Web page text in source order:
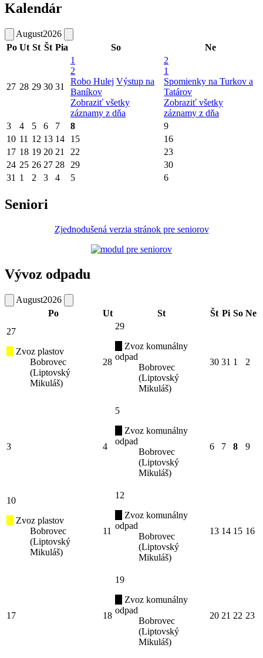
Kalendár
August2026
Po Ut St Št Pia So Ne
27 28 29 30 31
1
2
Robo Hulej Výstup na
Baníkov
Zobraziť všetky
záznamy z dňa
2
1
Spomienky na Turkov a
Tatárov
Zobraziť všetky
záznamy z dňa
3
4 5 6 7 8
9
10 11 12 13 14 15
16
17 18 19 20 21 22
23
24 25 26 27 28 29
30
31 1 2 3 4 5 6
Seniori
Zjednodušená verzia stránok pre seniorov
Vývoz odpadu
August2026
Po
Ut St Št Pi So Ne
27
Zvoz plastov
Bobrovec
(Liptovský
Mikuláš)
28
29
Zvoz komunálny
odpad
Bobrovec
(Liptovský
Mikuláš)
30 31 1 2
3 4
5
Zvoz komunálny
odpad
Bobrovec
(Liptovský
Mikuláš)
6 7 8 9
10
Zvoz plastov
Bobrovec
(Liptovský
Mikuláš)
11
12
Zvoz komunálny
odpad
Bobrovec
(Liptovský
Mikuláš)
13 14 15 16
17 18
19
Zvoz komunálny
odpad
Bobrovec
(Liptovský
Mikuláš)
20 21 22 23